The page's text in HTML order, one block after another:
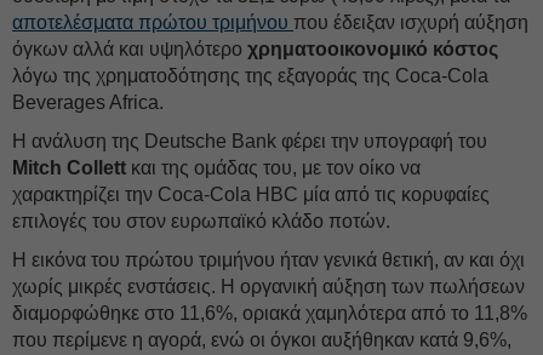
αποτελέσματα πρώτου τριμήνου που έδειξαν ισχυρή αύξηση
όγκων αλλά και υψηλότερο χρηματοοικονομικό κόστος
λόγω της χρηματοδότησης της εξαγοράς της Coca-Cola
Beverages Africa.
Η ανάλυση της Deutsche Bank φέρει την υπογραφή του
Mitch Collett και της ομάδας του, με τον οίκο να
χαρακτηρίζει την Coca-Cola HBC μία από τις κορυφαίες
επιλογές του στον ευρωπαϊκό κλάδο ποτών.
Η εικόνα του πρώτου τριμήνου ήταν γενικά θετική, αν και όχι
χωρίς μικρές ενστάσεις. Η οργανική αύξηση των πωλήσεων
διαμορφώθηκε στο 11,6%, οριακά χαμηλότερα από το 11,8%
που περίμενε η αγορά, ενώ οι όγκοι αυξήθηκαν κατά 9,6%,